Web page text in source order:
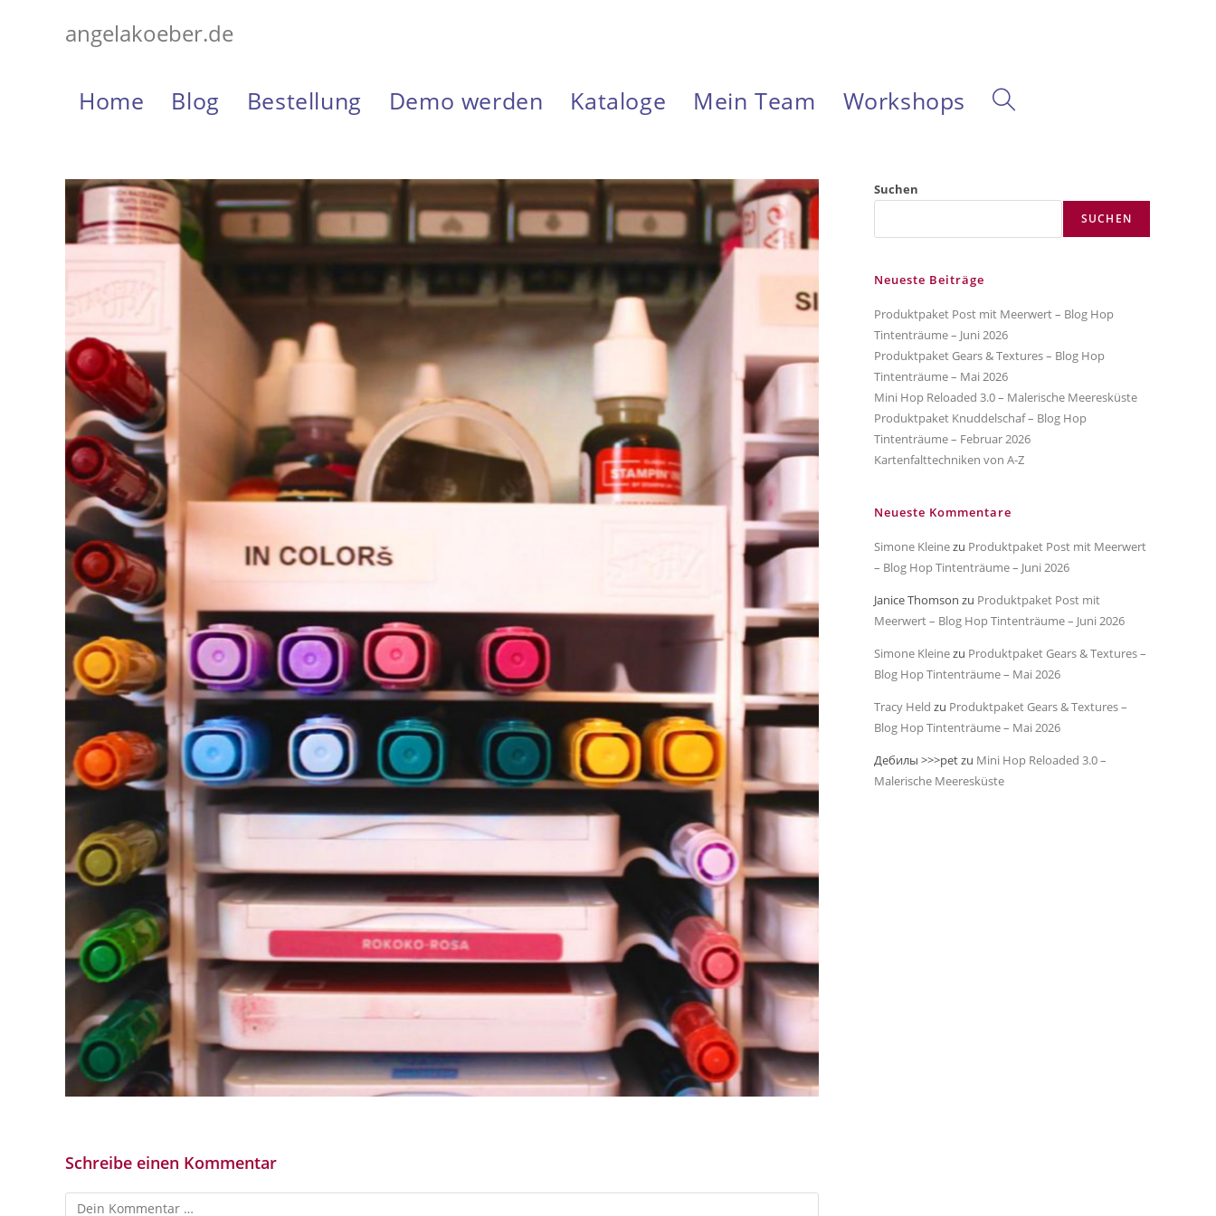
angelakoeber.de
Home Blog Bestellung Demo werden Kataloge Mein Team Workshops Website-
umschalten
Schreibe einen Kommentar
Kommentar
Suchen
SUCHEN
Neueste Beiträge
Produktpaket Post mit Meerwert – Blog Hop
Tintenträume – Juni 2026
Produktpaket Gears & Textures – Blog Hop
Tintenträume – Mai 2026
Mini Hop Reloaded 3.0 – Malerische Meeresküste
Produktpaket Knuddelschaf – Blog Hop
Tintenträume – Februar 2026
Kartenfalttechniken von A-Z
Neueste Kommentare
Simone Kleinezu Produktpaket Post mit Meerwert
– Blog Hop Tintenträume – Juni 2026
Janice Thomson zu Produktpaket Post mit
Meerwert – Blog Hop Tintenträume – Juni 2026
Simone Kleinezu Produktpaket Gears & Textures –
Blog Hop Tintenträume – Mai 2026
Tracy Held zu Produktpaket Gears & Textures –
Blog Hop Tintenträume – Mai 2026
Дебилы >>>petzu Mini Hop Reloaded 3.0 –
Malerische Meeresküste